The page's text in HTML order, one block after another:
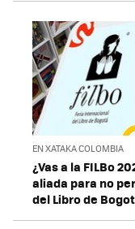
EN XATAKA COLOMBIA
¿Vas a la FILBo
aliada para no
del Libro de